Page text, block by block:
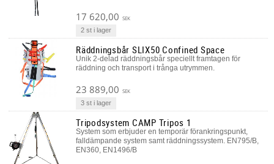
17 620,00 SEK
2 st i lager
Räddningsbår SLIX50 Confined Space
Unik 2-delad räddningsbår speciellt framtagen för
räddning och transport i trånga utrymmen.
23 889,00 SEK
3 st i lager
Tripodsystem CAMP Tripos 1
System som erbjuder en temporär förankringspunkt,
falldämpande system samt räddningssystem. EN795/B,
EN360, EN1496/B